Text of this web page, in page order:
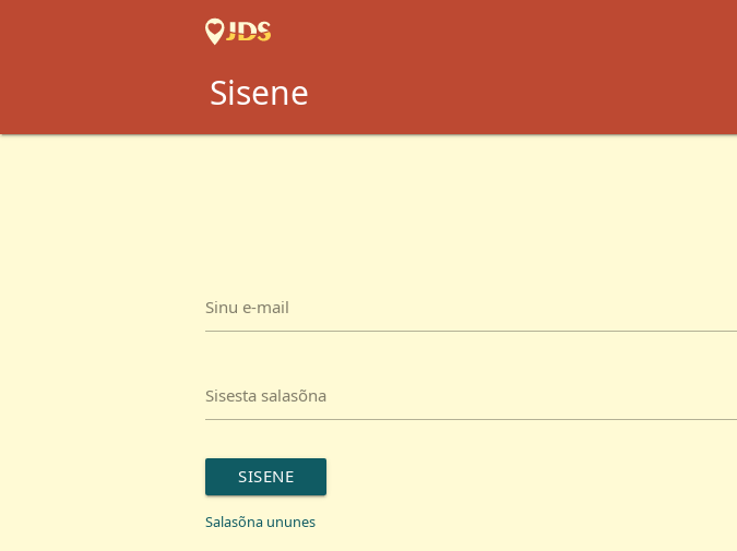
Sisene
Sinu e-mail
Sisesta salasõna
SISENE
Salasõna ununes